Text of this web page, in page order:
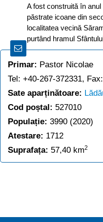
A fost construită în
păstrate icoane din
localitatea vecină
purtând hramul
Primar: Pastor Nicolae
Tel: +40-267-372331,
Sate aparținătoare:
Cod poștal: 527010
Populație: 3990 (2020)
Atestare: 1712
Suprafața: 57,40 km2